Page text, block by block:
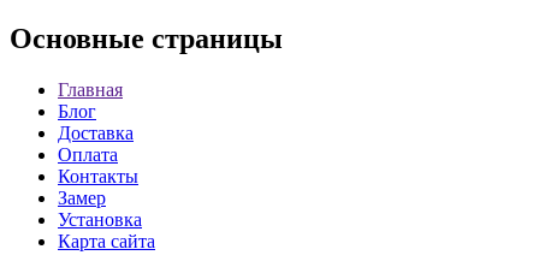
Основные страницы
Главная
Блог
Доставка
Оплата
Контакты
Замер
Установка
Карта сайта